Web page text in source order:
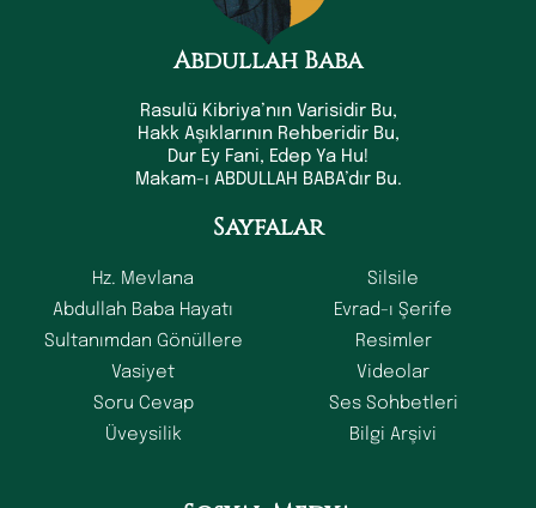
Abdullah Baba
Rasulü Kibriya’nın Varisidir Bu,
Hakk Aşıklarının Rehberidir Bu,
Dur Ey Fani, Edep Ya Hu!
Makam-ı ABDULLAH BABA’dır Bu.
Sayfalar
Hz. Mevlana
Abdullah Baba Hayatı
Sultanımdan Gönüllere
Vasiyet
Soru Cevap
Üveysilik
Silsile
Evrad-ı Şerife
Resimler
Videolar
Ses Sohbetleri
Bilgi Arşivi